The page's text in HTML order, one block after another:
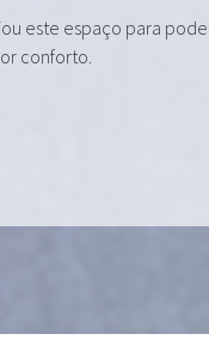
este espaço para
conforto.